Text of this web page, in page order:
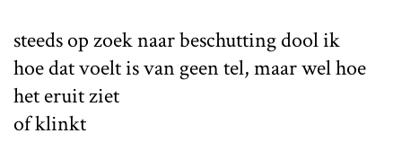
steeds op zoek naar beschutting dool ik
hoe dat voelt is van geen tel, maar wel hoe
het eruit ziet
of klinkt